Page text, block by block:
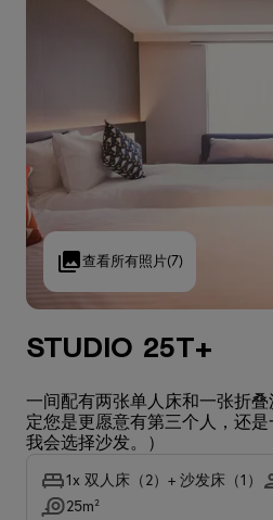
查看所有照片(7)
Studio 25T+
一间配有两张单人床和一张折
定您是更愿意有第三个人，还是
我会选择沙发。）
1x 双人床（2）+ 沙发床（1）
25m²